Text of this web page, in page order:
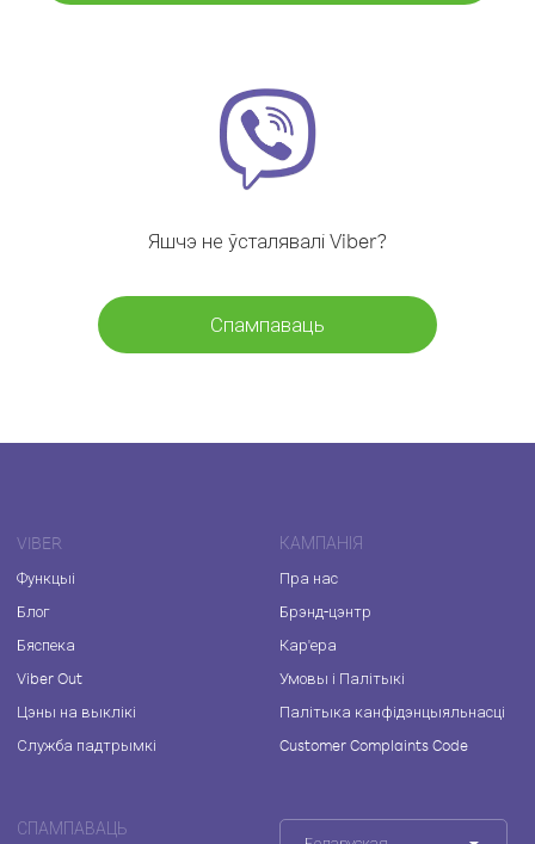
Яшчэ не ўсталявалі Viber?
Спампаваць
VIBER
Функцыі
Блог
Бяспека
Viber Out
Цэны на выклікі
Служба падтрымкі
КАМПАНІЯ
Пра нас
Брэнд-цэнтр
Кар'ера
Умовы і Палітыкі
Палітыка канфідэнцыяльнасці
Customer Complaints Code
СПАМПАВАЦЬ